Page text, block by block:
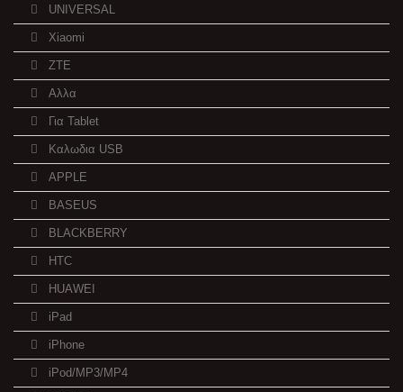
UNIVERSAL
Xiaomi
ZTE
Αλλα
Για Tablet
Καλωδια USB
APPLE
BASEUS
BLACKBERRY
HTC
HUAWEI
iPad
iPhone
iPod/MP3/MP4